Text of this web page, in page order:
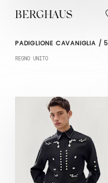
BERGHAUS
PADIGLIONE CAVANIGLIA / 5
REGNO UNITO